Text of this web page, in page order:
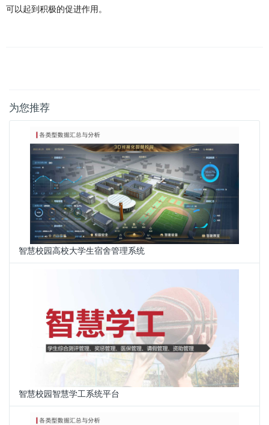
可以起到积极的促进作用。
为您推荐
智慧校园高校大学生宿舍管理系统
智慧校园智慧学工系统平台